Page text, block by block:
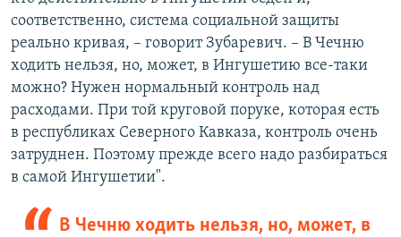
соответственно, система социальной защиты
реально кривая, – говорит Зубаревич. – В Чечню
ходить нельзя, но, может, в Ингушетию все-таки
можно? Нужен нормальный контроль над
расходами. При той круговой поруке, которая есть
в республиках Северного Кавказа, контроль очень
затруднен. Поэтому прежде всего надо разбираться
в самой Ингушетии".
В Чечню ходить нельзя, но, может, в